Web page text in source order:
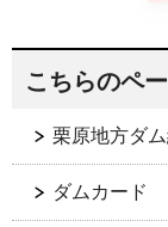
こちらのペ
栗原地方ダ
ダムカード